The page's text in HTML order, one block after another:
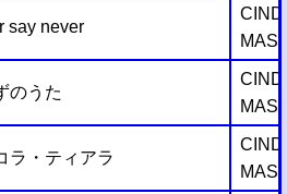
say never
のうた
ラ・ティアラ